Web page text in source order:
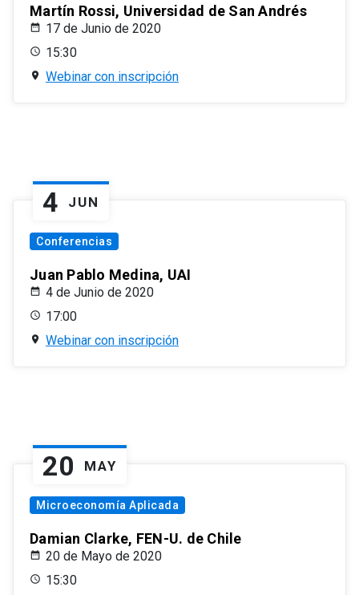
Martín Rossi, Universidad de San Andrés
17 de Junio de 2020
15:30
Webinar con inscripción
4 JUN
Conferencias
Juan Pablo Medina, UAI
4 de Junio de 2020
17:00
Webinar con inscripción
20 MAY
Microeconomía Aplicada
Damian Clarke, FEN-U. de Chile
20 de Mayo de 2020
15:30